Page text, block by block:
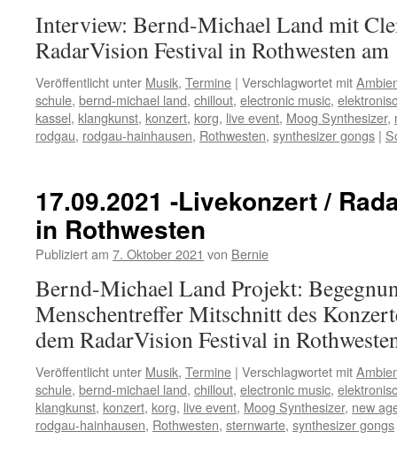
Interview: Bernd-Michael Land mit
RadarVision Festival in Rothwesten
Veröffentlicht unter Musik, Termine | Verschlagwortet mit
schule, bernd-michael land, chillout, electronic music,
kassel, klangkunst, konzert, korg, live event, Moog Synthesizer,
rodgau, rodgau-hainhausen, Rothwesten, synthesizer gongs |
17.09.2021 -Livekonzert /
in Rothwesten
Publiziert am 7. Oktober 2021 von Bernie
Bernd-Michael Land Projekt:
Menschentreffer Mitschnitt des
dem RadarVision Festival in
Veröffentlicht unter Musik, Termine | Verschlagwortet mit
schule, bernd-michael land, chillout, electronic music,
klangkunst, konzert, korg, live event, Moog Synthesizer, new
rodgau-hainhausen, Rothwesten, sternwarte, synthesizer gongs